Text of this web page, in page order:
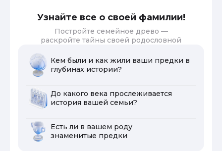
Узнайте все о своей фамилии!
Постройте семейное древо —
раскройте тайны своей родословной
Кем были и как жили ваши предки в
глубинах истории?
До какого века прослеживается
история вашей семьи?
Есть ли в вашем роду
знаменитые предки